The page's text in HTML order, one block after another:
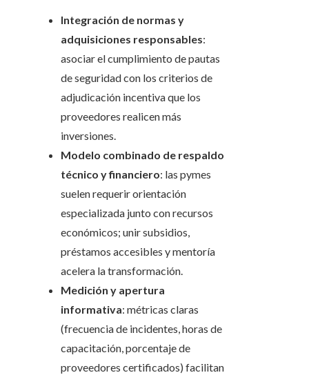
Integración de normas y
adquisiciones responsables:
asociar el cumplimiento de pautas
de seguridad con los criterios de
adjudicación incentiva que los
proveedores realicen más
inversiones.
Modelo combinado de respaldo
técnico y financiero: las pymes
suelen requerir orientación
especializada junto con recursos
económicos; unir subsidios,
préstamos accesibles y mentoría
acelera la transformación.
Medición y apertura
informativa: métricas claras
(frecuencia de incidentes, horas de
capacitación, porcentaje de
proveedores certificados) facilitan